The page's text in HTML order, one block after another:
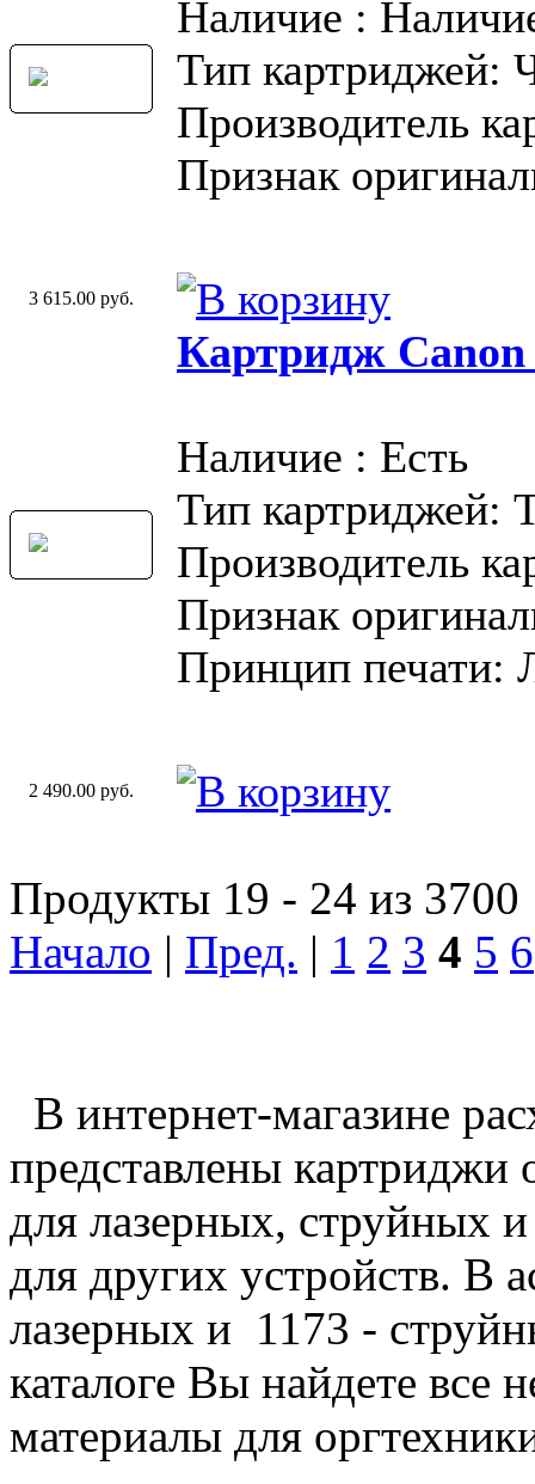
Наличие :
Тип картриджей:
Производитель
Признак
3 615.00 руб.
Картридж Canon
Наличие : Есть
Тип картриджей:
Производитель
Признак
Принцип печати:
2 490.00 руб.
Продукты 19 - 24 из 3700
Начало | Пред. | 1 2 3 4 5 6
В интернет-магазине
представлены
для лазерных, струйных
для других устройств. В
лазерных и 1173 -
каталоге Вы найдете все
материалы для